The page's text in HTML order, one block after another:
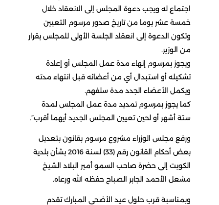
اجتماع له ويجب دعوة المجلس إلى الانعقاد خلال
خمسة عشر يوما من تاريخ صدور مرسوم التعيين
وتكون الدعوة إلى انعقاد الجلسة الأولى للمجلس بقرار
من الوزير.
ويجوز بمرسوم إنهاء مدة عمل المجلس أو إعادة
تشكيله أو استبدال أي من أعضائه قبل انتهاء مدته
ويكمل الأعضاء الجدد مدة سلفهم.
كما يجوز بمرسوم تمديد مدة عمل المجلس لمدة
ستة أشهر أو لحين تعيين المجلس الجديد أيهما أقرب”.
ورفع مجلس الوزراء مشروع مرسوم بقانون بتعديل
بعض أحكام القانون رقم (33) لسنة 2016 بشأن بلدية
الكويت إلى حضرة صاحب السمو أمير البلاد الشيخ
مشعل الأحمد الجابر الصباح حفظه الله ورعاه.
وبمناسبة قرب حلول عيد الأضحى المبارك تقدم